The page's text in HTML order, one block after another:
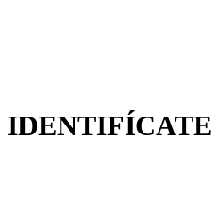
IDENTIFÍCATE